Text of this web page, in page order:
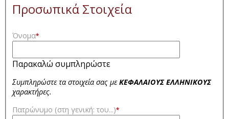
Προσωπικά Στοιχεία
Όνομα*
Παρακαλώ συμπληρώστε
Συμπληρώστε τα στοιχεία σας μεΚΕΦΑΛΑΙΟΥΣ ΕΛΛΗΝΙΚΟΥΣ
χαρακτήρες.
Πατρώνυμο (στη γενική: του...)*